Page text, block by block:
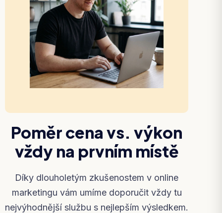
Poměr cena vs. výkon
vždy na prvním místě
Díky dlouholetým zkušenostem v online
marketingu vám umíme doporučit vždy tu
nejvýhodnější službu s nejlepším výsledkem.